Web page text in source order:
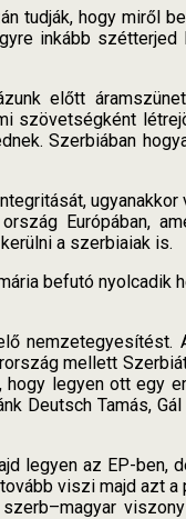
tudják, hogy miről
inkább szétterjed
előtt
szövetségként
Szerbiában
Európában,
a szerbiaiak is.
befutó nyolcadik
nemzetegyesítést.
mellett
legyen ott egy
Deutsch Tamás,
legyen az EP-ben,
viszi majd azt